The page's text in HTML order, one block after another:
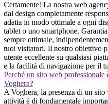
Certamente! La nostra web
dal design completamente
adatta in modo ottimale a ogni
tablet o uno smartphone.
sempre ottimale,
tuoi visitatori. Il nostro obiettivo
utente eccellente su qualsiasi
e la facilità di navigazione per il
Perché un sito web professionale
Voghera?
A Voghera, la presenza di un
attività è di fondamentale